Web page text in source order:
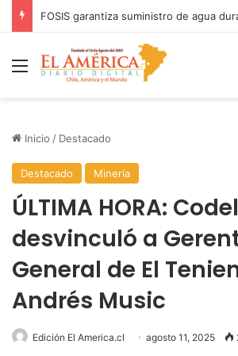
Menú
Inicio / Destacado
Destacado Minería
ÚLTIMA HORA:
desvinculó a
General de El
Andrés Music
Edición El America.cl agosto 11, 2025